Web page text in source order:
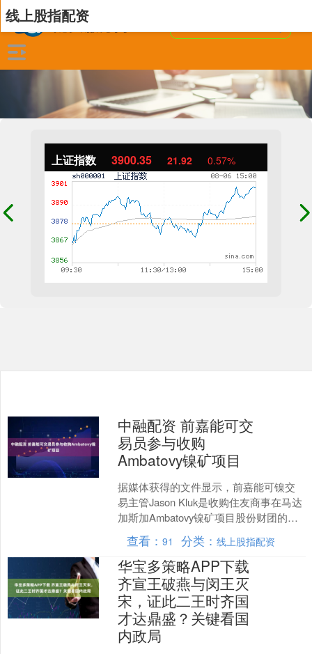
上证指数 3900.35 21.92 0.57%
线上股指配资
中融配资 前嘉能可交
易员参与收购
Ambatovy镍矿项目
据媒体获得的文件显示，前嘉能可镍交
易主管Jason Kluk是收购住友商事在马达
加斯加Ambatovy镍矿项目股份财团的关
键人物。 文件显示，Kluk在泽西岛和....
查看：91 分类：线上股指配资
华宝多策略APP下载
齐宣王破燕与闵王灭
宋，证此二王时齐国
才达鼎盛？关键看国
内政局